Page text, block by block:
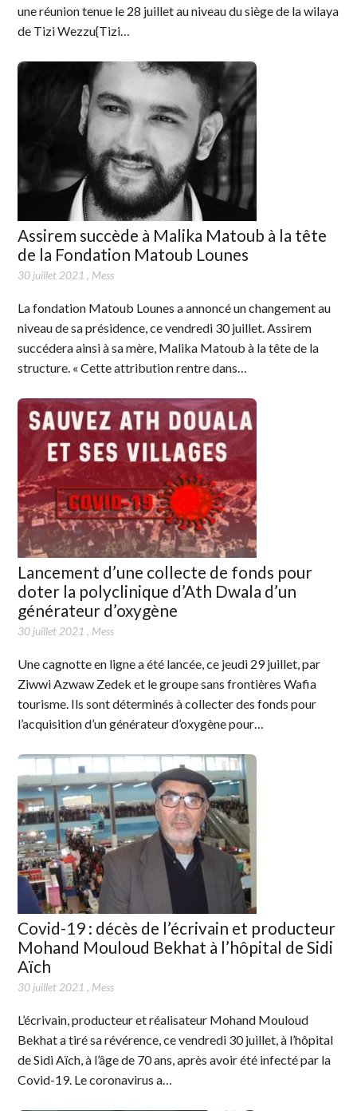
une réunion tenue le 28 juillet au niveau du siège de la wilaya
de Tizi Wezzu{Tizi…
Assirem succède à Malika Matoub à la tête
de la Fondation Matoub Lounes
30 juillet 2021 , Mess
La fondation Matoub Lounes a annoncé un changement au
niveau de sa présidence, ce vendredi 30 juillet. Assirem
succédera ainsi à sa mère, Malika Matoub à la tête de la
structure. « Cette attribution rentre dans…
Lancement d’une collecte de fonds pour
doter la polyclinique d’Ath Dwala d’un
générateur d’oxygène
30 juillet 2021 , Mess
Une cagnotte en ligne a été lancée, ce jeudi 29 juillet, par
Ziwwi Azwaw Zedek et le groupe sans frontières Wafia
tourisme. Ils sont déterminés à collecter des fonds pour
l’acquisition d’un générateur d’oxygène pour…
Covid-19 : décès de l’écrivain et producteur
Mohand Mouloud Bekhat à l’hôpital de Sidi
Aïch
30 juillet 2021 , Mess
L’écrivain, producteur et réalisateur Mohand Mouloud
Bekhat a tiré sa révérence, ce vendredi 30 juillet, à l’hôpital
de Sidi Aïch, à l’âge de 70 ans, après avoir été infecté par la
Covid-19. Le coronavirus a…